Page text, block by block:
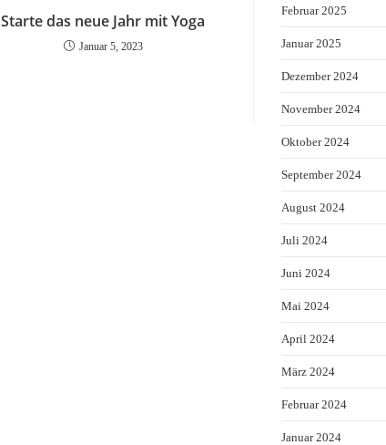
Starte das neue Jahr mit Yoga
Januar 5, 2023
Februar 2025
Januar 2025
Dezember 2024
November 2024
Oktober 2024
September 2024
August 2024
Juli 2024
Juni 2024
Mai 2024
April 2024
März 2024
Februar 2024
Januar 2024